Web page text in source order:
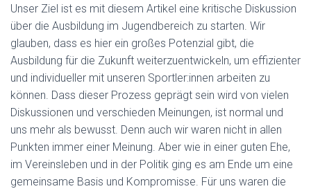
Unser Ziel ist es mit diesem Artikel eine kritische Diskussion
über die Ausbildung im Jugendbereich zu starten. Wir
glauben, dass es hier ein großes Potenzial gibt, die
Ausbildung für die Zukunft weiterzuentwickeln, um effizienter
und individueller mit unseren Sportler:innen arbeiten zu
können. Dass dieser Prozess geprägt sein wird von vielen
Diskussionen und verschieden Meinungen, ist normal und
uns mehr als bewusst. Denn auch wir waren nicht in allen
Punkten immer einer Meinung. Aber wie in einer guten Ehe,
im Vereinsleben und in der Politik ging es am Ende um eine
gemeinsame Basis und Kompromisse. Für uns waren die